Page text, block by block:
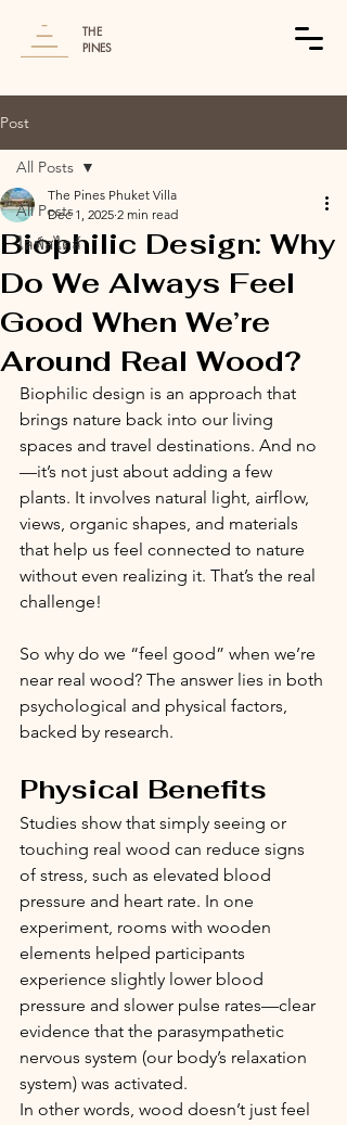
THE
PINES
Post
All Posts
ไลฟ์สไตล์
All Posts
Biophilic Design: Why
Do We Always Feel
Good When We’re
Around Real Wood?
The Pines Phuket Villa
Dec 1, 2025 2 min read
Biophilic design is an approach that
brings nature back into our living
spaces and travel destinations. And no
—it’s not just about adding a few
plants. It involves natural light, airflow,
views, organic shapes, and materials
that help us feel connected to nature
without even realizing it. That’s the real
challenge!
So why do we “feel good” when we’re
near real wood? The answer lies in both
psychological and physical factors,
backed by research.
Physical Benefits
Studies show that simply seeing or
touching real wood can reduce signs
of stress, such as elevated blood
pressure and heart rate. In one
experiment, rooms with wooden
elements helped participants
experience slightly lower blood
pressure and slower pulse rates—clear
evidence that the parasympathetic
nervous system (our body’s relaxation
system) was activated.
In other words, wood doesn’t just feel